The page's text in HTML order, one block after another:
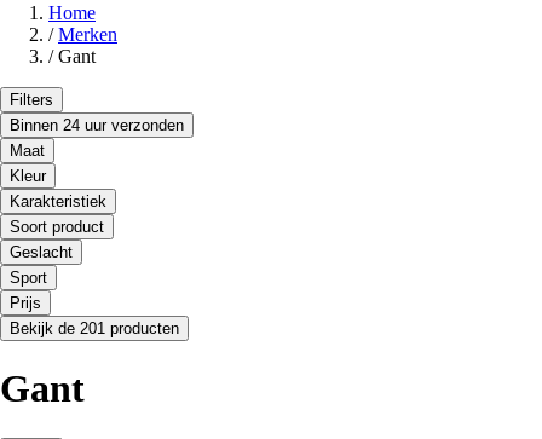
Home
/ Merken
/ Gant
Filters
Binnen 24 uur verzonden
Maat
Kleur
Karakteristiek
Soort product
Geslacht
Sport
Prijs
Bekijk de 201 producten
Gant